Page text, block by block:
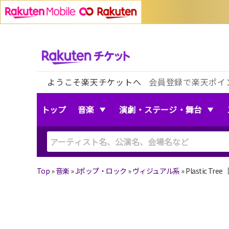
ようこそ楽天チケットへ 会員登録で楽天ポ
トップ 音楽 演劇・ステージ・舞台
Top »音楽 »Jポップ・ロック »ヴィジュアル系 »Plastic Tree